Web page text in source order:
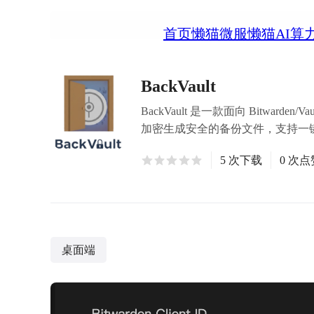
首页懒猫微服懒猫AI算
BackVault
BackVault 是一款面向 Bitwarden/
加密生成安全的备份文件，支持
5 次下载 0 次点
桌面端